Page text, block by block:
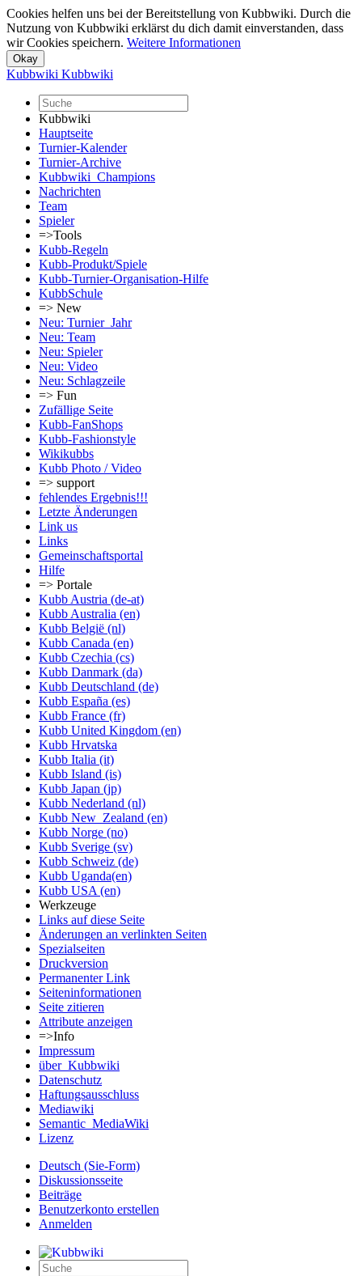
Cookies helfen uns bei der Bereitstellung von Kubbwiki. Durch die
Nutzung von Kubbwiki erklärst du dich damit einverstanden, dass
wir Cookies speichern. Weitere Informationen
Kubbwiki Kubbwiki
Kubbwiki
Hauptseite
Turnier-Kalender
Turnier-Archive
Kubbwiki_Champions
Nachrichten
Team
Spieler
=>Tools
Kubb-Regeln
Kubb-Produkt/Spiele
Kubb-Turnier-Organisation-Hilfe
KubbSchule
=> New
Neu: Turnier_Jahr
Neu: Team
Neu: Spieler
Neu: Video
Neu: Schlagzeile
=> Fun
Zufällige Seite
Kubb-FanShops
Kubb-Fashionstyle
Wikikubbs
Kubb Photo / Video
=> support
fehlendes Ergebnis!!!
Letzte Änderungen
Link us
Links
Gemeinschafts­portal
Hilfe
=> Portale
Kubb Austria (de-at)
Kubb Australia (en)
Kubb België (nl)
Kubb Canada (en)
Kubb Czechia (cs)
Kubb Danmark (da)
Kubb Deutschland (de)
Kubb España (es)
Kubb France (fr)
Kubb United Kingdom (en)
Kubb Hrvatska
Kubb Italia (it)
Kubb Island (is)
Kubb Japan (jp)
Kubb Nederland (nl)
Kubb New_Zealand (en)
Kubb Norge (no)
Kubb Sverige (sv)
Kubb Schweiz (de)
Kubb Uganda(en)
Kubb USA (en)
Werkzeuge
Links auf diese Seite
Änderungen an verlinkten Seiten
Spezialseiten
Druckversion
Permanenter Link
Seiten­informationen
Seite zitieren
Attribute anzeigen
=>Info
Impressum
über_Kubbwiki
Datenschutz
Haftungsausschluss
Mediawiki
Semantic_MediaWiki
Lizenz
Deutsch (Sie-Form)‎
Diskussionsseite
Beiträge
Benutzerkonto erstellen
Anmelden